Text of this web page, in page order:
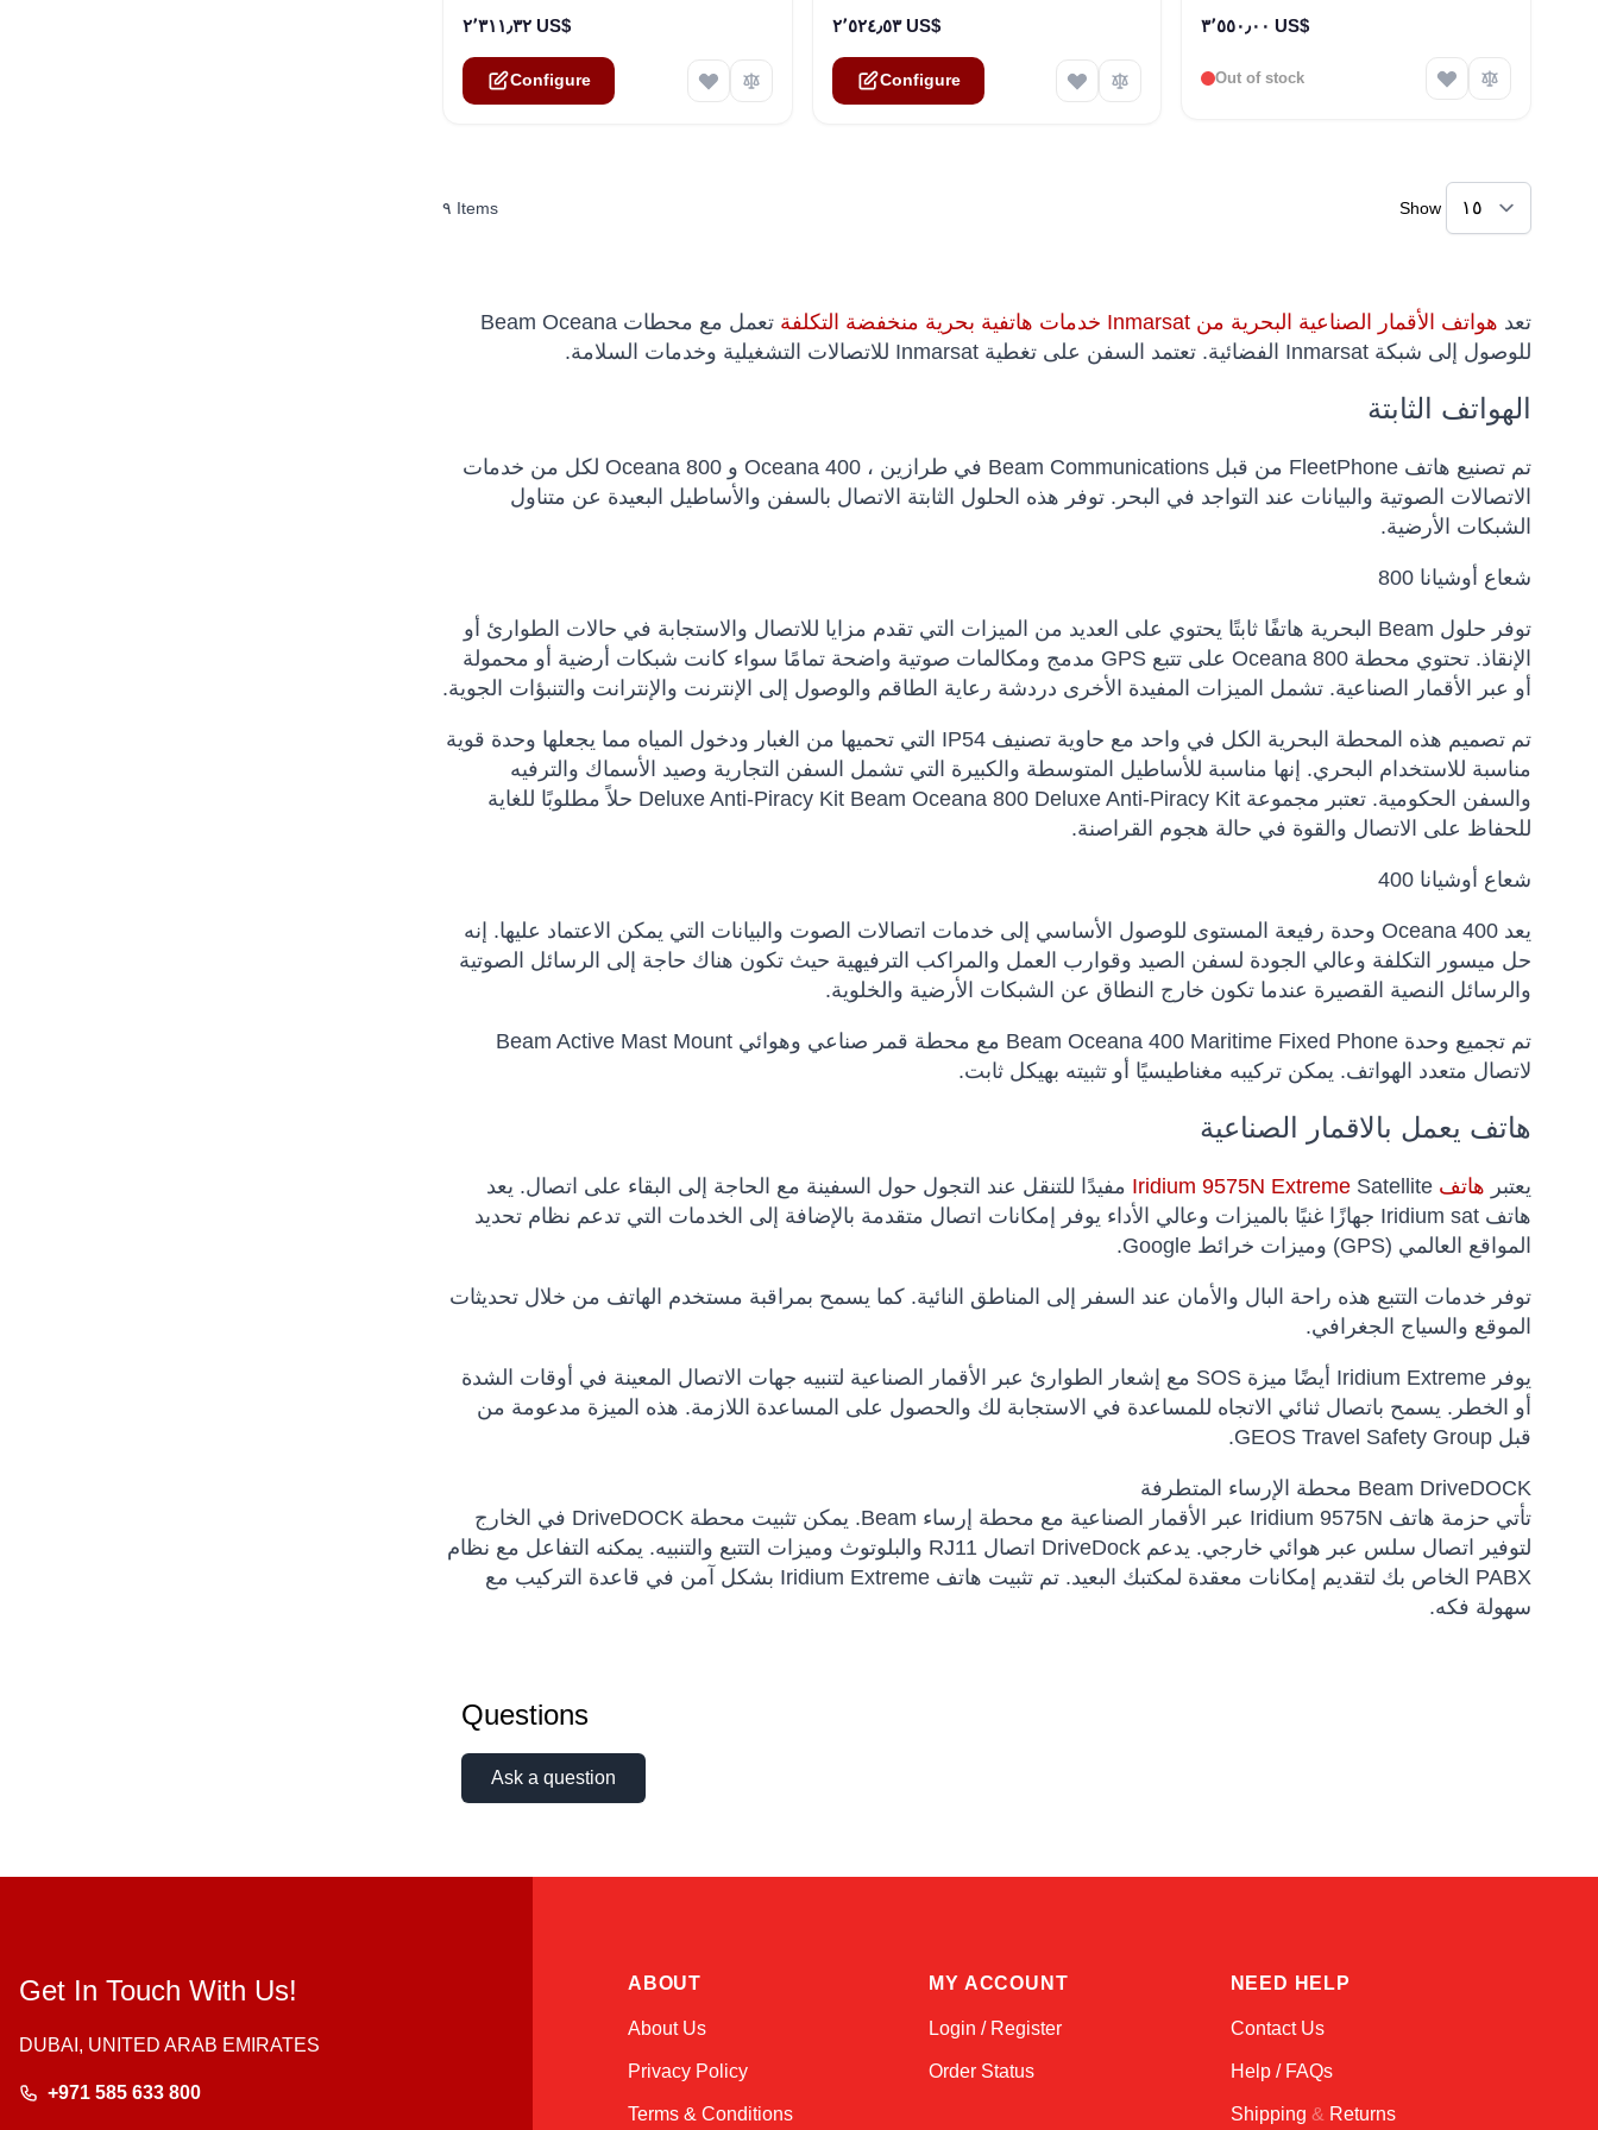
٢٬٣١١٫٣٢ US$
Configure
٢٬٥٢٤٫٥٣ US$
Configure
٣٬٥٥٠٫٠٠ US$
Out of stock
٩ Items Show
تعد هواتف الأقمار الصناعية البحرية من Inmarsat خدمات هاتفية بحرية منخفضة التكلفة
تعمل مع محطات Beam Oceana
للوصول إلى شبكة Inmarsat الفضائية. تعتمد السفن على تغطية Inmarsat للاتصالات التشغيلية وخدمات السلامة.
الهواتف الثابتة
تم تصنيع هاتف FleetPhone من قبل Beam Communications في طرازين ، Oceana 400 و Oceana 800 لكل من خدمات
الاتصالات الصوتية والبيانات عند التواجد في البحر. توفر هذه الحلول الثابتة الاتصال بالسفن والأساطيل البعيدة عن متناول
الشبكات الأرضية.
شعاع أوشيانا 800
توفر حلول Beam البحرية هاتفًا ثابتًا يحتوي على العديد من الميزات التي تقدم مزايا للاتصال والاستجابة في حالات الطوارئ أو
الإنقاذ. تحتوي محطة Oceana 800 على تتبع GPS مدمج ومكالمات صوتية واضحة تمامًا سواء كانت شبكات أرضية أو محمولة
أو عبر الأقمار الصناعية. تشمل الميزات المفيدة الأخرى دردشة رعاية الطاقم والوصول إلى الإنترنت والإنترانت والتنبؤات الجوية.
تم تصميم هذه المحطة البحرية الكل في واحد مع حاوية تصنيف IP54 التي تحميها من الغبار ودخول المياه مما يجعلها وحدة قوية
مناسبة للاستخدام البحري. إنها مناسبة للأساطيل المتوسطة والكبيرة التي تشمل السفن التجارية وصيد الأسماك والترفيه
والسفن الحكومية. تعتبر مجموعة Deluxe Anti-Piracy Kit Beam Oceana 800 Deluxe Anti-Piracy Kit حلاً مطلوبًا للغاية
للحفاظ على الاتصال والقوة في حالة هجوم القراصنة.
شعاع أوشيانا 400
يعد Oceana 400 وحدة رفيعة المستوى للوصول الأساسي إلى خدمات اتصالات الصوت والبيانات التي يمكن الاعتماد عليها. إنه
حل ميسور التكلفة وعالي الجودة لسفن الصيد وقوارب العمل والمراكب الترفيهية حيث تكون هناك حاجة إلى الرسائل الصوتية
والرسائل النصية القصيرة عندما تكون خارج النطاق عن الشبكات الأرضية والخلوية.
تم تجميع وحدة Beam Oceana 400 Maritime Fixed Phone مع محطة قمر صناعي وهوائي Beam Active Mast Mount
لاتصال متعدد الهواتف. يمكن تركيبه مغناطيسيًا أو تثبيته بهيكل ثابت.
هاتف يعمل بالاقمار الصناعية
يعتبر هاتف Iridium 9575N Extreme
Satellite مفيدًا للتنقل عند التجول حول السفينة مع الحاجة إلى البقاء على اتصال. يعد
هاتف Iridium sat جهازًا غنيًا بالميزات وعالي الأداء يوفر إمكانات اتصال متقدمة بالإضافة إلى الخدمات التي تدعم نظام تحديد
المواقع العالمي (GPS) وميزات خرائط Google.
توفر خدمات التتبع هذه راحة البال والأمان عند السفر إلى المناطق النائية. كما يسمح بمراقبة مستخدم الهاتف من خلال تحديثات
الموقع والسياج الجغرافي.
يوفر Iridium Extreme أيضًا ميزة SOS مع إشعار الطوارئ عبر الأقمار الصناعية لتنبيه جهات الاتصال المعينة في أوقات الشدة
أو الخطر. يسمح باتصال ثنائي الاتجاه للمساعدة في الاستجابة لك والحصول على المساعدة اللازمة. هذه الميزة مدعومة من
قبل GEOS Travel Safety Group.
Beam DriveDOCK محطة الإرساء المتطرفة
تأتي حزمة هاتف Iridium 9575N عبر الأقمار الصناعية مع محطة إرساء Beam. يمكن تثبيت محطة DriveDOCK في الخارج
لتوفير اتصال سلس عبر هوائي خارجي. يدعم DriveDock اتصال RJ11 والبلوتوث وميزات التتبع والتنبيه. يمكنه التفاعل مع نظام
PABX الخاص بك لتقديم إمكانات معقدة لمكتبك البعيد. تم تثبيت هاتف Iridium Extreme بشكل آمن في قاعدة التركيب مع
سهولة فكه.
Questions
Ask a question
Get In Touch With Us!
DUBAI, UNITED ARAB EMIRATES
+971 585 633 800
ABOUT
About Us
Privacy Policy
Terms & Conditions
MY ACCOUNT
Login / Register
Order Status
NEED HELP
Contact Us
Help / FAQs
Shipping & Returns